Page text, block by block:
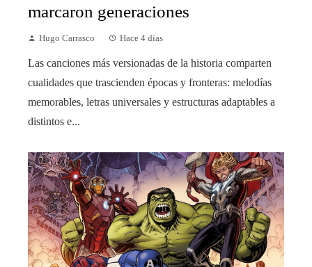
marcaron generaciones
Hugo Carrasco Hace 4 días
Las canciones más versionadas de la historia comparten
cualidades que trascienden épocas y fronteras: melodías
memorables, letras universales y estructuras adaptables a
distintos e...